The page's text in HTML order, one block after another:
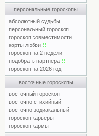
персональные гороскопы
абсолютный судьбы
персональный гороскоп
гороскоп совместимости
карты любви !!
гороскоп на 2 недели
подобрать партнера !!
гороскоп на 2026 год
восточные гороскопы
восточный гороскоп
восточно-стихийный
восточно-зодиакальный
гороскоп карьеры
гороскоп кармы